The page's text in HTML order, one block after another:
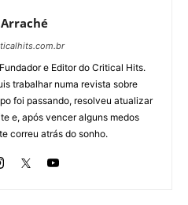
e Editor do Critical Hits.
trabalhar numa revista sobre
foi passando, resolveu atualizar
e, após vencer alguns medos
correu atrás do sonho.